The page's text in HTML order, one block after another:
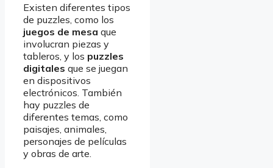
Existen diferentes tipos
de puzzles, como los
juegos de mesa que
involucran piezas y
tableros, y los puzzles
digitales que se juegan
en dispositivos
electrónicos. También
hay puzzles de
diferentes temas, como
paisajes, animales,
personajes de películas
y obras de arte.